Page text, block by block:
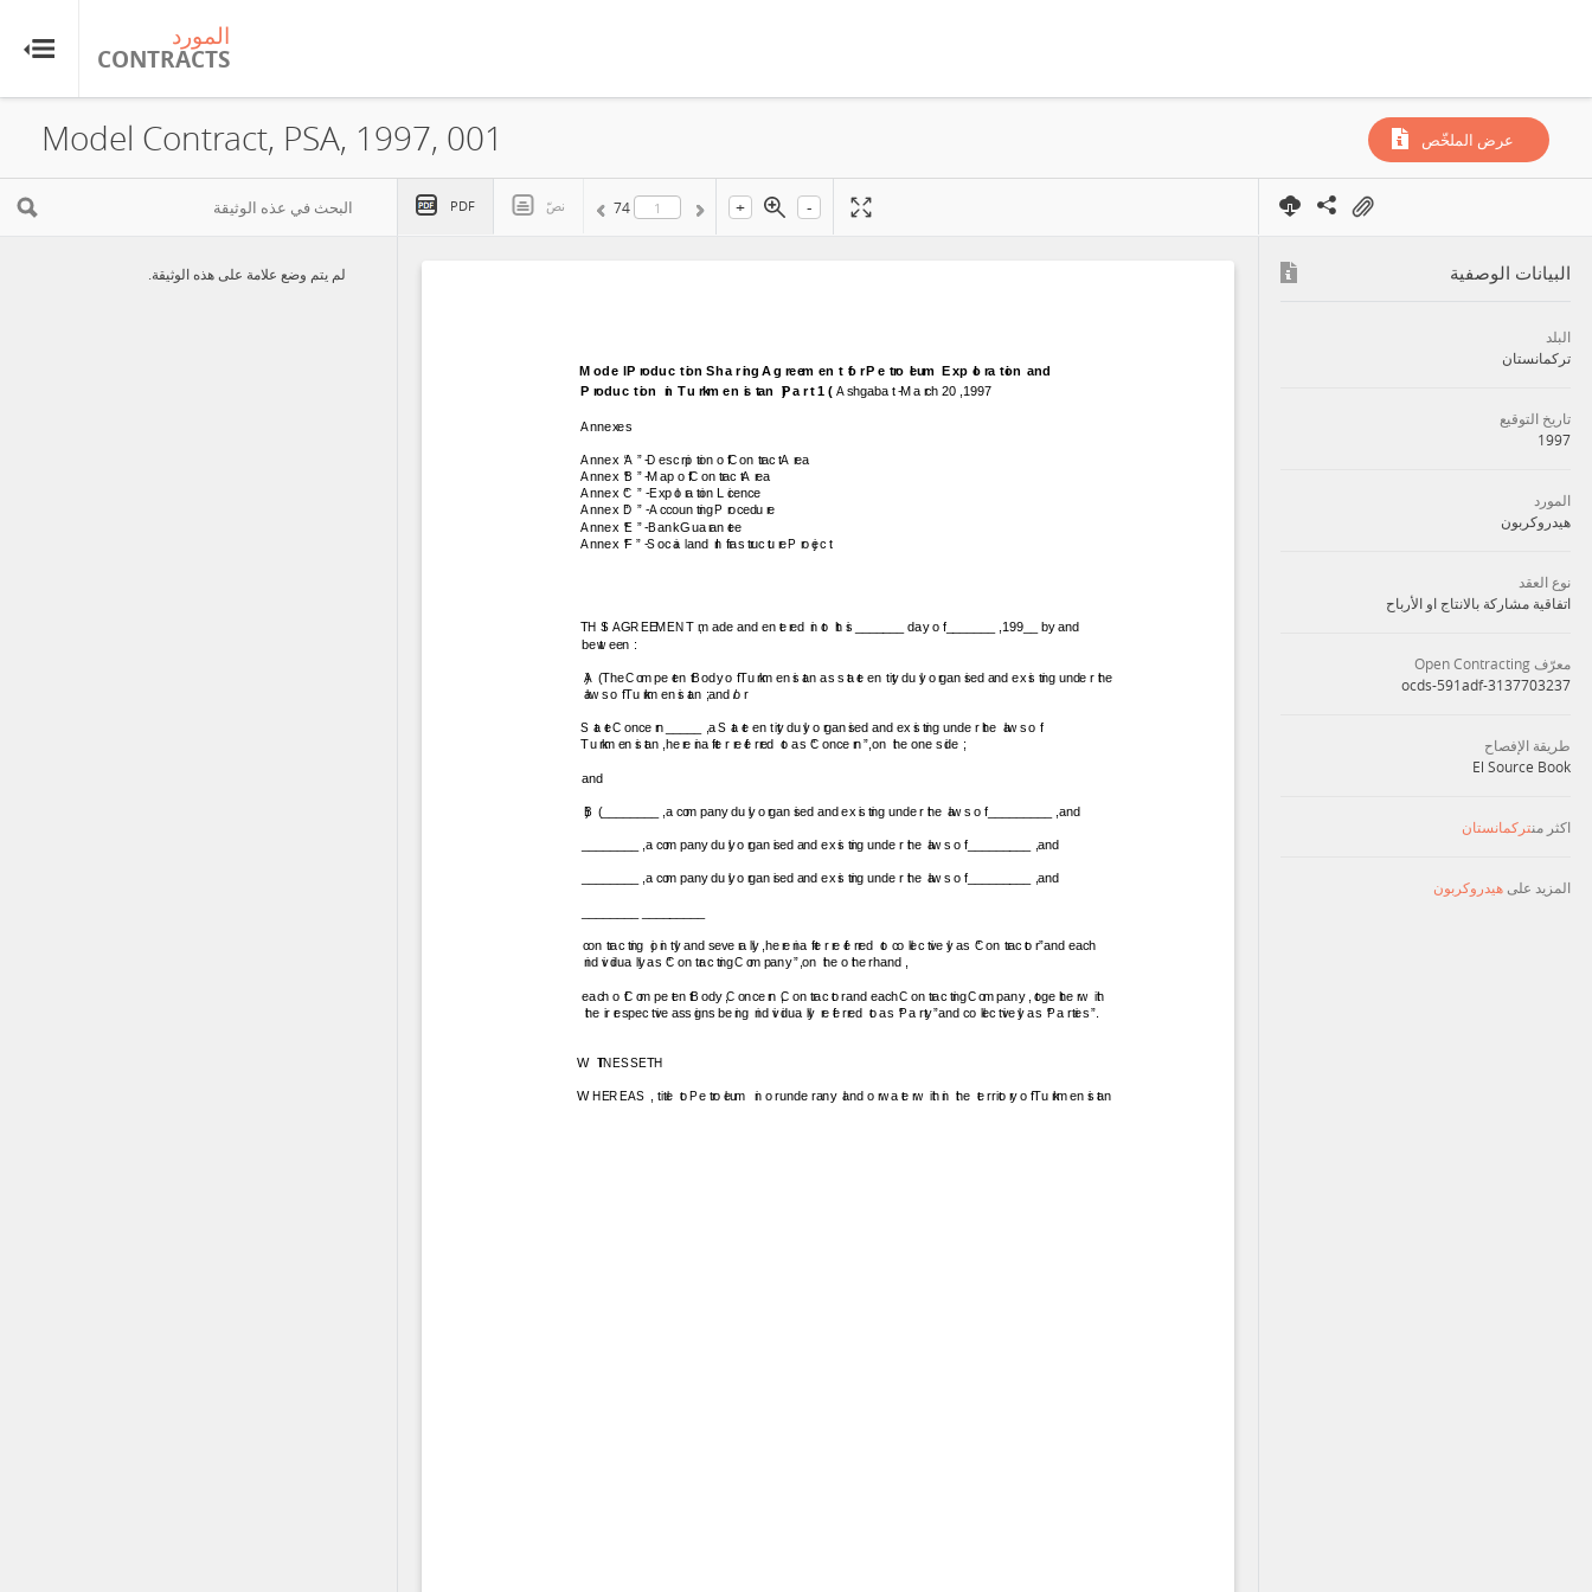
المورد
CONTRACTS
Model Contract, PSA, 1997, 001 عرض الملخّص
نصّ PDF 74 -
+
لم يتم وضع علامة على هذه الوثيقة. البيانات الوصفية
البلد
تركمانستان
تاريخ التوقيع
1997
المورد
هيدروكربون
نوع العقد
اتفاقية مشاركة بالانتاج او الأرباح
معرّف Open Contracting
ocds-591adf-3137703237
طريقة الإفصاح
El Source Book
اكثر منتركمانستان
المزيد على هيدروكربون